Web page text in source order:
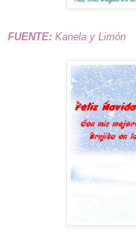
FUENTE: Kanela y Limón